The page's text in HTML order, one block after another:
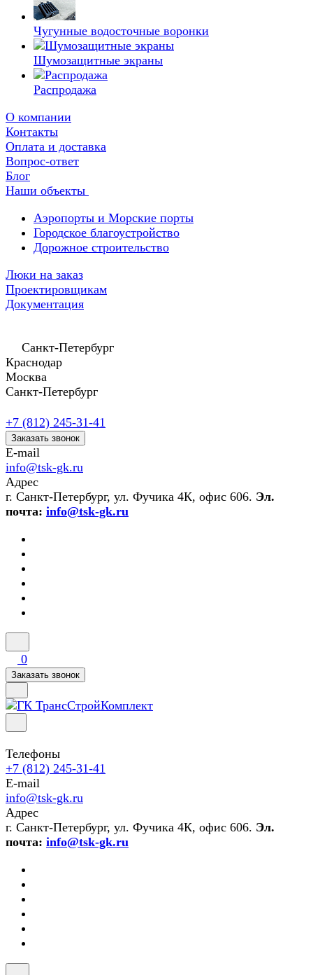
Чугунные водосточные воронки
Шумозащитные экраны
Распродажа
О компании
Контакты
Оплата и доставка
Вопрос-ответ
Блог
Наши объекты
Аэропорты и Морские порты
Городское благоустройство
Дорожное строительство
Люки на заказ
Проектировщикам
Документация
Санкт-Петербург
Краснодар
Москва
Санкт-Петербург
+7 (812) 245-31-41
Заказать звонок
E-mail
info@tsk-gk.ru
Адрес
г. Санкт-Петербург, ул. Фучика 4К, офис 606. Эл.
почта: info@tsk-gk.ru
0
Заказать звонок
Телефоны
+7 (812) 245-31-41
E-mail
info@tsk-gk.ru
Адрес
г. Санкт-Петербург, ул. Фучика 4К, офис 606. Эл.
почта: info@tsk-gk.ru